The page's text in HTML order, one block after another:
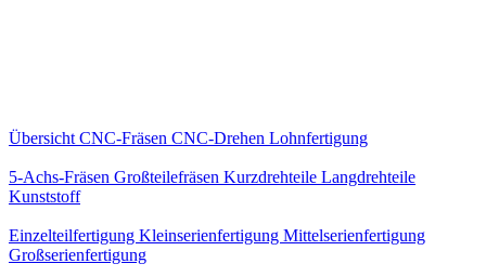
Übersicht CNC-Fräsen CNC-Drehen Lohnfertigung
5-Achs-Fräsen Großteilefräsen Kurzdrehteile Langdrehteile
Kunststoff
Einzelteilfertigung Kleinserienfertigung Mittelserienfertigung
Großserienfertigung